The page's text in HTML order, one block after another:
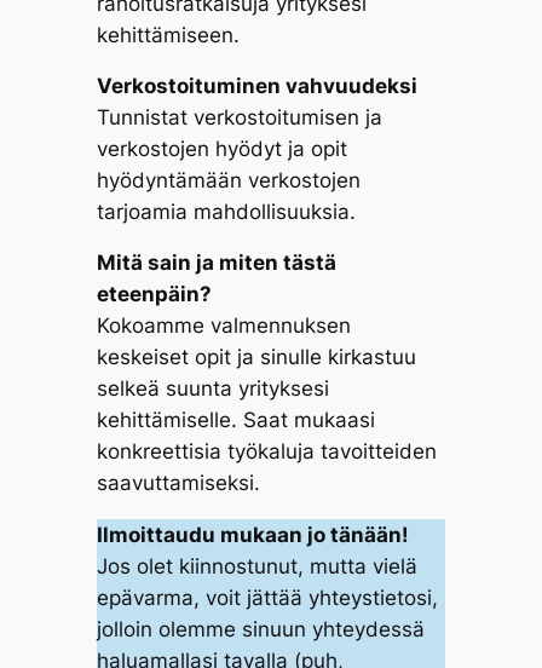
kehittämiseen.
Verkostoituminen vahvuudeksi
Tunnistat verkostoitumisen ja
verkostojen hyödyt ja opit
hyödyntämään verkostojen
tarjoamia mahdollisuuksia.
Mitä sain ja miten tästä
eteenpäin?
Kokoamme valmennuksen
keskeiset opit ja sinulle kirkastuu
selkeä suunta yrityksesi
kehittämiselle. Saat mukaasi
konkreettisia työkaluja tavoitteiden
saavuttamiseksi.
Ilmoittaudu mukaan jo tänään!
Jos olet kiinnostunut, mutta vielä
epävarma, voit jättää yhteystietosi,
jolloin olemme sinuun yhteydessä
haluamallasi tavalla (puh,